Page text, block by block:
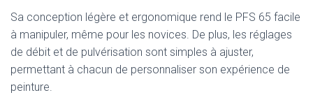
Sa conception légère et ergonomique rend le PFS 65 facile
à manipuler, même pour les novices. De plus, les réglages
de débit et de pulvérisation sont simples à ajuster,
permettant à chacun de personnaliser son expérience de
peinture.